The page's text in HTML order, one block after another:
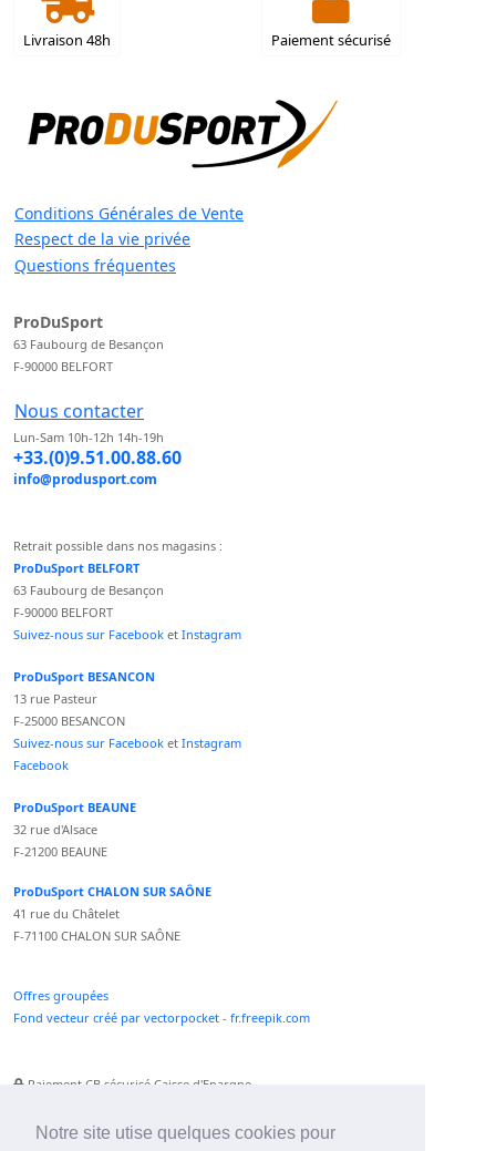
Notre site utise quelques cookies pour
Livraison 48h Paiement sécurisé
Conditions Générales de Vente
Respect de la vie privée
Questions fréquentes
ProDuSport
63 Faubourg de Besançon
F-90000 BELFORT
Nous contacter
Lun-Sam 10h-12h 14h-19h
+33.(0)9.51.00.88.60
info@produsport.com
Retrait possible dans nos magasins :
ProDuSport BELFORT
63 Faubourg de Besançon
F-90000 BELFORT
Suivez-nous sur Facebook et Instagram
ProDuSport BESANCON
13 rue Pasteur
F-25000 BESANCON
Suivez-nous sur Facebook et Instagram
Facebook
ProDuSport BEAUNE
32 rue d'Alsace
F-21200 BEAUNE
ProDuSport CHALON SUR SAÔNE
41 rue du Châtelet
F-71100 CHALON SUR SAÔNE
Offres groupées
Fond vecteur créé par vectorpocket - fr.freepik.com
Paiement CB sécurisé Caisse d'Epargne
Paiement Paypal accepté